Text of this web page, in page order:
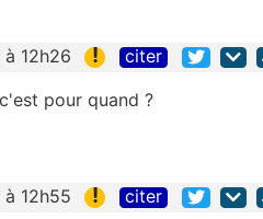
12h26 ! citer
pour quand ?
12h55 ! citer